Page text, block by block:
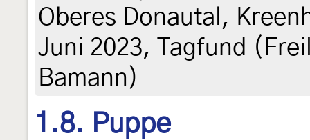
Oberes Donautal,
Juni 2023, Tagfund
Bamann)
1.8. Puppe